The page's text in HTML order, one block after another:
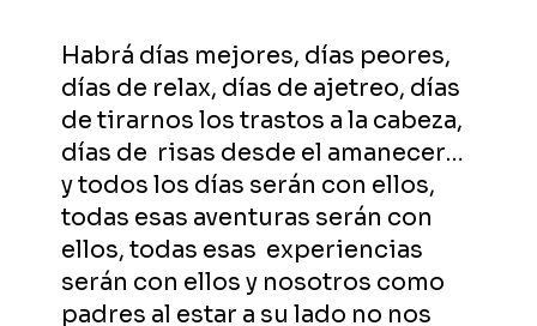
Habrá días mejores, días peores,
días de relax, días de ajetreo, días
de tirarnos los trastos a la cabeza,
días de risas desde el amanecer…
y todos los días serán con ellos,
todas esas aventuras serán con
ellos, todas esas experiencias
serán con ellos y nosotros como
padres al estar a su lado no nos